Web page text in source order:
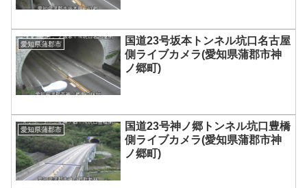
愛知県蒲郡市
国道23号坂本トンネル坑口名古屋
側ライブカメラ(愛知県蒲郡市神
ノ郷町)
愛知県蒲郡市
国道23号神ノ郷トンネル坑口豊橋
側ライブカメラ(愛知県蒲郡市神
ノ郷町)